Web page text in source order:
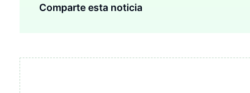
Comparte esta noticia